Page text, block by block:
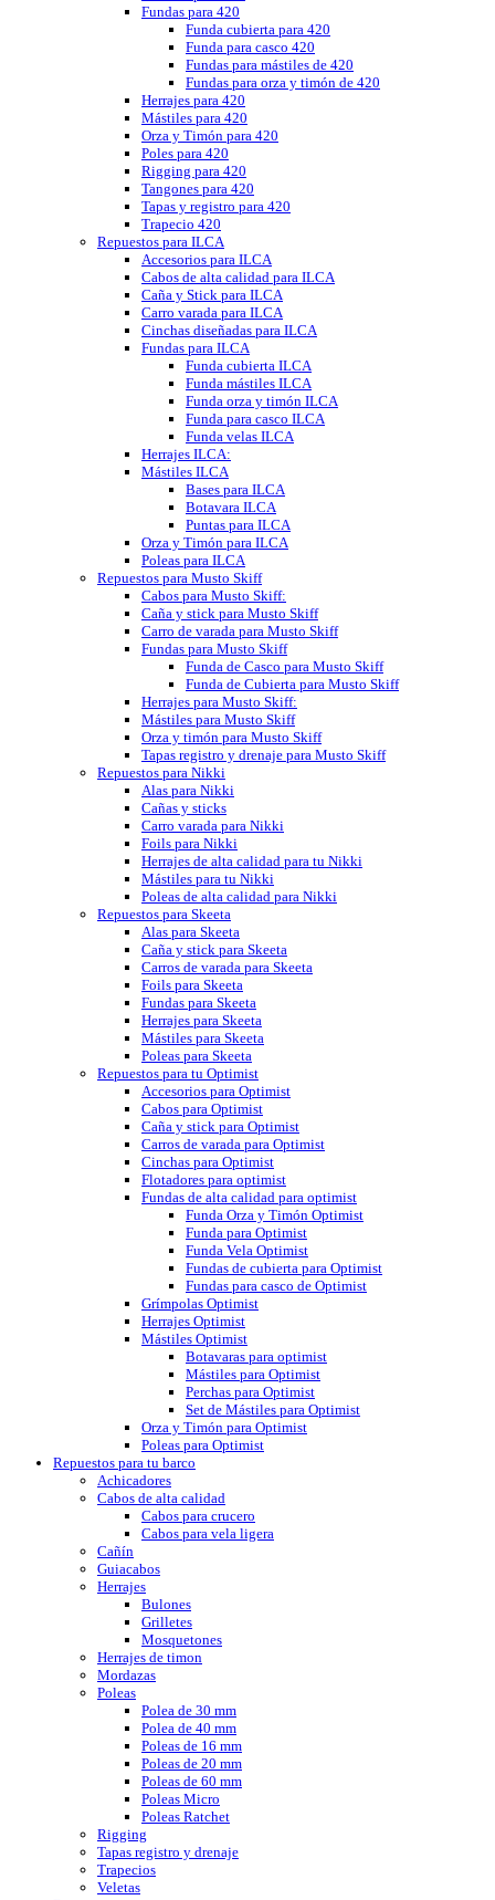
Fundas para 420
Funda cubierta para 420
Funda para casco 420
Fundas para mástiles de 420
Fundas para orza y timón de 420
Herrajes para 420
Mástiles para 420
Orza y Timón para 420
Poles para 420
Rigging para 420
Tangones para 420
Tapas y registro para 420
Trapecio 420
Repuestos para ILCA
Accesorios para ILCA
Cabos de alta calidad para ILCA
Caña y Stick para ILCA
Carro varada para ILCA
Cinchas diseñadas para ILCA
Fundas para ILCA
Funda cubierta ILCA
Funda mástiles ILCA
Funda orza y timón ILCA
Funda para casco ILCA
Funda velas ILCA
Herrajes ILCA:
Mástiles ILCA
Bases para ILCA
Botavara ILCA
Puntas para ILCA
Orza y Timón para ILCA
Poleas para ILCA
Repuestos para Musto Skiff
Cabos para Musto Skiff:
Caña y stick para Musto Skiff
Carro de varada para Musto Skiff
Fundas para Musto Skiff
Funda de Casco para Musto Skiff
Funda de Cubierta para Musto Skiff
Herrajes para Musto Skiff:
Mástiles para Musto Skiff
Orza y timón para Musto Skiff
Tapas registro y drenaje para Musto Skiff
Repuestos para Nikki
Alas para Nikki
Cañas y sticks
Carro varada para Nikki
Foils para Nikki
Herrajes de alta calidad para tu Nikki
Mástiles para tu Nikki
Poleas de alta calidad para Nikki
Repuestos para Skeeta
Alas para Skeeta
Caña y stick para Skeeta
Carros de varada para Skeeta
Foils para Skeeta
Fundas para Skeeta
Herrajes para Skeeta
Mástiles para Skeeta
Poleas para Skeeta
Repuestos para tu Optimist
Accesorios para Optimist
Cabos para Optimist
Caña y stick para Optimist
Carros de varada para Optimist
Cinchas para Optimist
Flotadores para optimist
Fundas de alta calidad para optimist
Funda Orza y Timón Optimist
Funda para Optimist
Funda Vela Optimist
Fundas de cubierta para Optimist
Fundas para casco de Optimist
Grímpolas Optimist
Herrajes Optimist
Mástiles Optimist
Botavaras para optimist
Mástiles para Optimist
Perchas para Optimist
Set de Mástiles para Optimist
Orza y Timón para Optimist
Poleas para Optimist
Repuestos para tu barco
Achicadores
Cabos de alta calidad
Cabos para crucero
Cabos para vela ligera
Cañín
Guiacabos
Herrajes
Bulones
Grilletes
Mosquetones
Herrajes de timon
Mordazas
Poleas
Polea de 30 mm
Polea de 40 mm
Poleas de 16 mm
Poleas de 20 mm
Poleas de 60 mm
Poleas Micro
Poleas Ratchet
Rigging
Tapas registro y drenaje
Trapecios
Veletas